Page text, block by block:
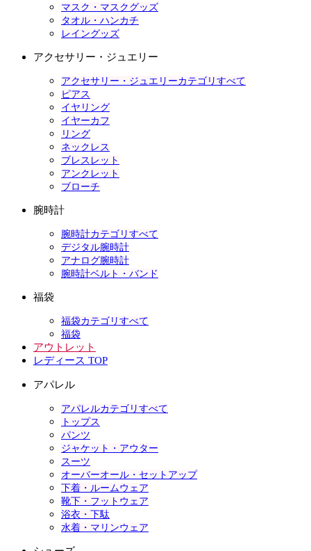
マスク・マスクグッズ
タオル・ハンカチ
レイングッズ
アクセサリー・ジュエリー
アクセサリー・ジュエリーカテゴリすべて
ピアス
イヤリング
イヤーカフ
リング
ネックレス
ブレスレット
アンクレット
ブローチ
腕時計
腕時計カテゴリすべて
デジタル腕時計
アナログ腕時計
腕時計ベルト・バンド
福袋
福袋カテゴリすべて
福袋
アウトレット
レディース TOP
アパレル
アパレルカテゴリすべて
トップス
パンツ
ジャケット・アウター
スーツ
オーバーオール・セットアップ
下着・ルームウェア
靴下・フットウェア
浴衣・下駄
水着・マリンウェア